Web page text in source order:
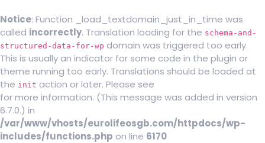
Notice: Function _load_textdomain_just_in_time was
called incorrectly. Translation loading for the schema-and-
structured-data-for-wp domain was triggered too early.
This is usually an indicator for some code in the plugin or
theme running too early. Translations should be loaded at
the init action or later. Please see
for more information. (This message was added in version
6.7.0.) in
/var/www/vhosts/eurolifeosgb.com/httpdocs/wp-
includes/functions.php on line 6170